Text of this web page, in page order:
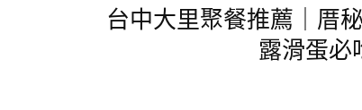
台中大里聚餐推薦｜厝
露滑蛋必